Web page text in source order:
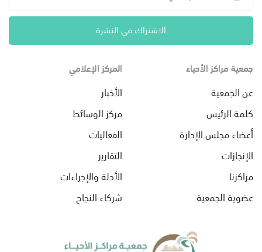
الاشتراك في النشرة
جمعية مراكز الأحياء
عن الجمعية
كلمة الرئيس
أعضاء مجلس الإدارة
الإنجازات
مراكزنا
عضوية الجمعية
المركز الإعلامي
الأخبار
مركز الوسائط
الفعاليات
التقارير
الأدلة والإجراءات
شركاء النجاح